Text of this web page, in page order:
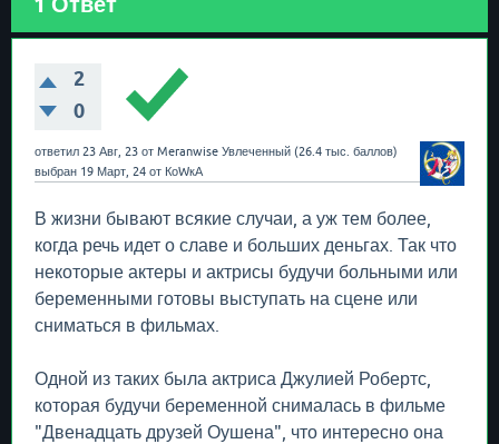
2
0
ответил 23 Авг, 23 от Meranwise Увлеченный (26.4 тыс. баллов)
выбран 19 Март, 24 от КоWкА
В жизни бывают всякие случаи, а уж тем более,
когда речь идет о славе и больших деньгах. Так что
некоторые актеры и актрисы будучи больными или
беременными готовы выступать на сцене или
сниматься в фильмах.
Одной из таких была актриса Джулией Робертс,
которая будучи беременной снималась в фильме
"Двенадцать друзей Оушена", что интересно она